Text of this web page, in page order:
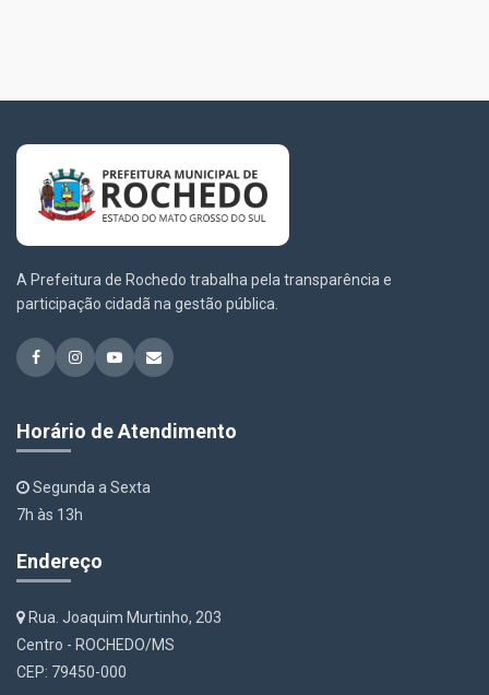
A Prefeitura de Rochedo trabalha pela transparência e
participação cidadã na gestão pública.
Horário de Atendimento
Segunda a Sexta
7h às 13h
Endereço
Rua. Joaquim Murtinho, 203
Centro - ROCHEDO/MS
CEP: 79450-000